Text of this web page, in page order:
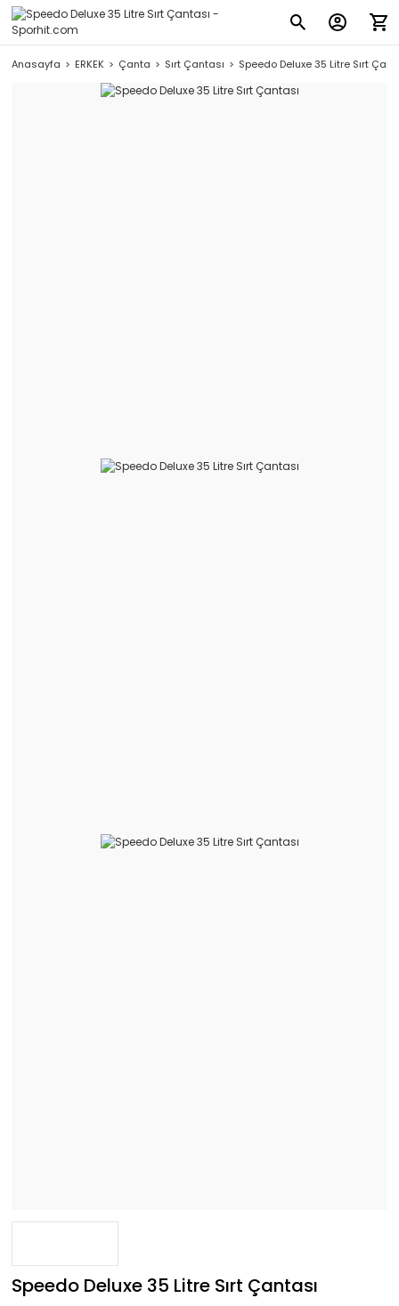
Anasayfa ERKEK Çanta Sırt Çantası Speedo Deluxe 35 Litre Sırt
Speedo Deluxe 35 Litre Sırt Çantası